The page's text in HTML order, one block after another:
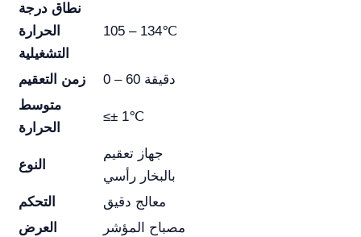
نطاق درجة
الحرارة
التشغيلية
105 – 134℃
زمن التعقيم
0 – 60 دقيقة
متوسط
الحرارة
≤± 1℃
النوع
جهاز تعقيم
بالبخار رأسي
التحكم
معالج دقيق
العرض
مصباح المؤشر